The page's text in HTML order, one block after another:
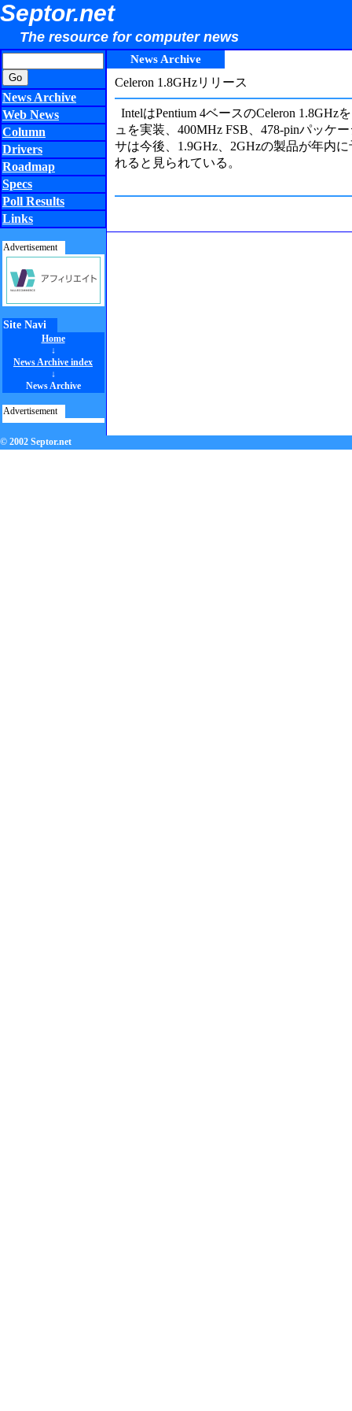
Septor.net
The resource for computer news
News Archive
Web News
Column
Drivers
Roadmap
Specs
Poll Results
Links
Advertisement
Site Navi
Home
↓
News Archive index
↓
News Archive
Advertisement
News Archive
Celeron 1.8GHzリリース
IntelはPentium 4ベースのCeleron
ュを実装、400MHz FSB、478-pinパッケ
サは今後、1.9GHz、2GHzの製品が年内
れると見られている。
© 2002 Septor.net